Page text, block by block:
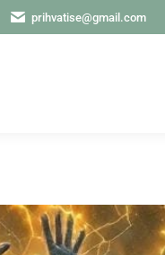
prihvatise@gmail.com